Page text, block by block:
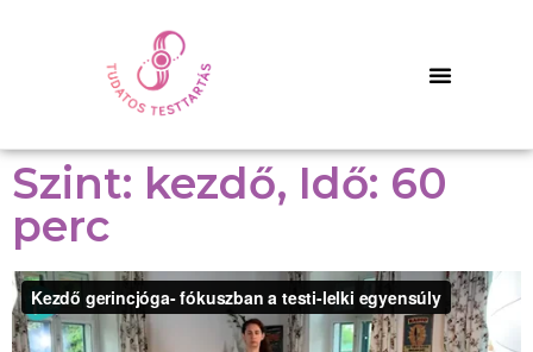
Szint: kezdő, Idő: 60
perc